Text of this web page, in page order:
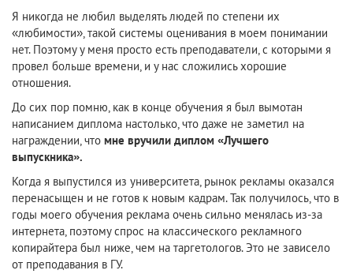
Я никогда не любил выделять людей по степени их
«любимости», такой системы оценивания в моем понимании
нет. Поэтому у меня просто есть преподаватели, с которыми я
провел больше времени, и у нас сложились хорошие
отношения.
До сих пор помню, как в конце обучения я был вымотан
написанием диплома настолько, что даже не заметил на
награждении, что мне вручили диплом «Лучшего
выпускника».
Когда я выпустился из университета, рынок рекламы оказался
перенасыщен и не готов к новым кадрам. Так получилось, что в
годы моего обучения реклама очень сильно менялась из-за
интернета, поэтому спрос на классического рекламного
копирайтера был ниже, чем на таргетологов. Это не зависело
от преподавания в ГУ.